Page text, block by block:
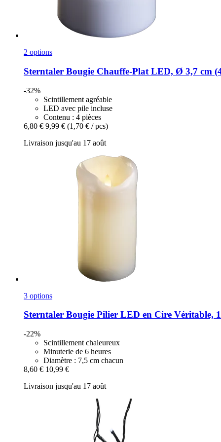
2 options
Sterntaler Bougie Chauffe-​Plat LED, Ø 3,7 cm
-32%
Scintillement agréable
LED avec pile incluse
Contenu : 4 pièces
6,80 € 9,99 € (1,70 € / pcs)
Livraison jusqu'au 17 août
3 options
Sterntaler Bougie Pilier LED en Cire Véritable,
-22%
Scintillement chaleureux
Minuterie de 6 heures
Diamètre : 7,5 cm chacun
8,60 € 10,99 €
Livraison jusqu'au 17 août